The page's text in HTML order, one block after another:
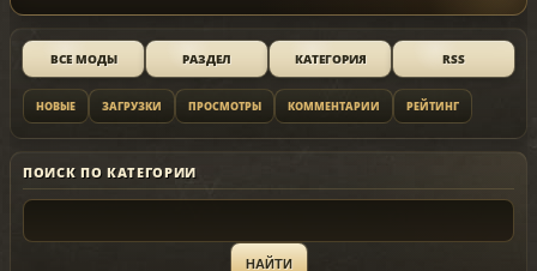
ВСЕ МОДЫ РАЗДЕЛ КАТЕГОРИЯ RSS
НОВЫЕ ЗАГРУЗКИ ПРОСМОТРЫ КОММЕНТАРИИ РЕЙТИНГ
ПОИСК ПО КАТЕГОРИИ